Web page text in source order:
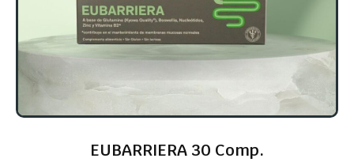
EUBARRIERA 30 Comp.